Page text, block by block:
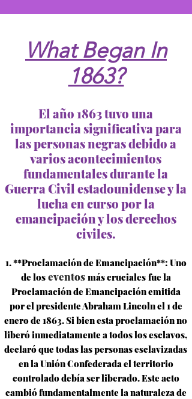
What Began In
1863?
El año 1863 tuvo una
importancia significativa para
las personas negras debido a
varios acontecimientos
fundamentales durante la
Guerra Civil estadounidense y la
lucha en curso por la
emancipación y los derechos
civiles.
1. **Proclamación de Emancipación**: Uno
de loseventos más cruciales fue la
Proclamación de Emancipación emitida
por el presidente Abraham Lincoln el 1 de
enero de 1863. Si bien esta proclamación no
liberó inmediatamente a todos los esclavos,
declaró que todas las personas esclavizadas
en la Unión Confederada el territorio
controlado debía ser liberado. Este acto
cambió fundamentalmente la naturaleza de